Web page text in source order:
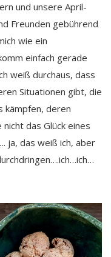
und unsere April-
Freunden gebührend
wie ein
einfach gerade
weiß durchaus, dass
Situationen gibt, die
kämpfen, deren
das Glück eines
ja, das weiß ich, aber